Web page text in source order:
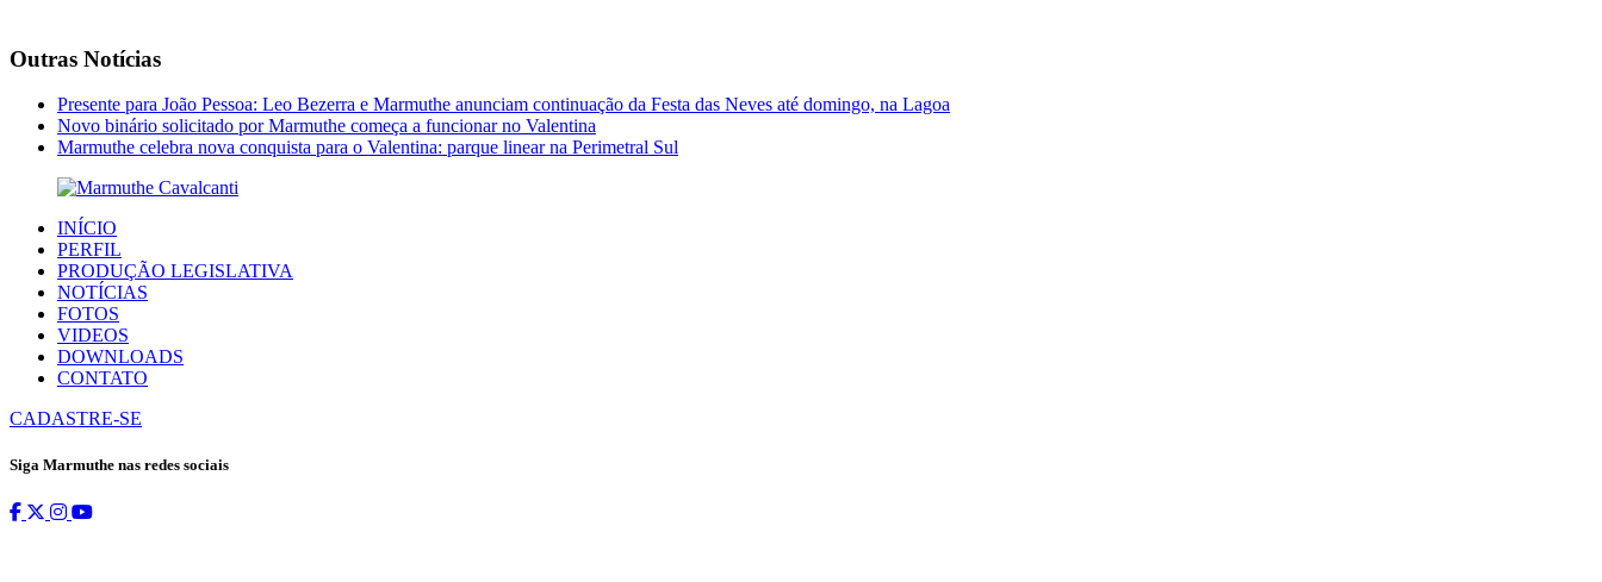
Outras Notícias
Presente para João Pessoa: Leo Bezerra e Marmuthe anunciam continuação da Festa das Neves até domingo, na Lagoa
Novo binário solicitado por Marmuthe começa a funcionar no Valentina
Marmuthe celebra nova conquista para o Valentina: parque linear na Perimetral Sul
INÍCIO
PERFIL
PRODUÇÃO LEGISLATIVA
NOTÍCIAS
FOTOS
VIDEOS
DOWNLOADS
CONTATO
CADASTRE-SE
Siga Marmuthe nas redes sociais